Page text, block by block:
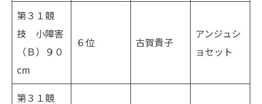
第３１競
技 小障害
（Ｂ）９０
cm
６位 古賀貴子
アンジュシ
ョセット
第３１競